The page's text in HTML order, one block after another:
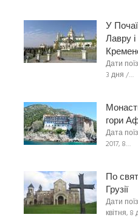
У
Лавру і
Дати
3 дня /…
гори
Дата
2017, 8…
По
Грузії
Дати
квітня, 8